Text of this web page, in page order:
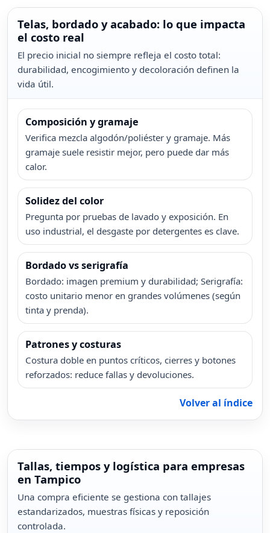
Telas, bordado y acabado: lo que impacta
el costo real
El precio inicial no siempre refleja el costo total:
durabilidad, encogimiento y decoloración definen la
vida útil.
Composición y gramaje
Verifica mezcla algodón/poliéster y gramaje. Más
gramaje suele resistir mejor, pero puede dar más
calor.
Solidez del color
Pregunta por pruebas de lavado y exposición. En
uso industrial, el desgaste por detergentes es clave.
Bordado vs serigrafía
Bordado: imagen premium y durabilidad; Serigrafía:
costo unitario menor en grandes volúmenes (según
tinta y prenda).
Patrones y costuras
Costura doble en puntos críticos, cierres y botones
reforzados: reduce fallas y devoluciones.
Volver al índice
Tallas, tiempos y logística para empresas
en Tampico
Una compra eficiente se gestiona con tallajes
estandarizados, muestras físicas y reposición
controlada.